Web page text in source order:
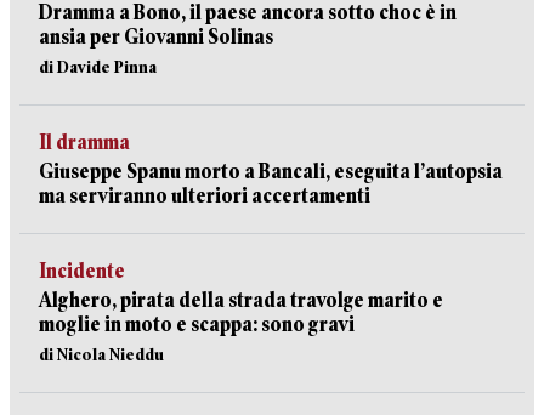
Dramma a Bono, il paese ancora sotto choc è in
ansia per Giovanni Solinas
di Davide Pinna
Il dramma
Giuseppe Spanu morto a Bancali, eseguita l’autopsia
ma serviranno ulteriori accertamenti
Incidente
Alghero, pirata della strada travolge marito e
moglie in moto e scappa: sono gravi
di Nicola Nieddu